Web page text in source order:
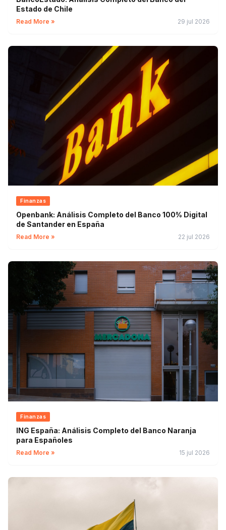
Estado de Chile
Read More » 29 jul 2026
Finanzas
Openbank: Análisis Completo del Banco 100% Digital
de Santander en España
Read More » 22 jul 2026
Finanzas
ING España: Análisis Completo del Banco Naranja
para Españoles
Read More » 15 jul 2026